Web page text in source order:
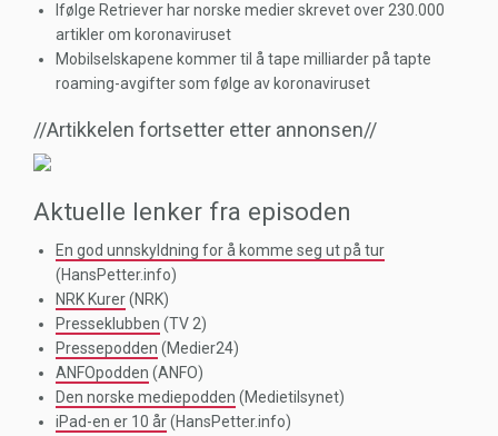
Ifølge Retriever har norske medier skrevet over 230.000
artikler om koronaviruset
Mobilselskapene kommer til å tape milliarder på tapte
roaming-avgifter som følge av koronaviruset
//Artikkelen fortsetter etter annonsen//
Aktuelle lenker fra episoden
En god unnskyldning for å komme seg ut på tur
(HansPetter.info)
NRK Kurer(NRK)
Presseklubben (TV 2)
Pressepodden (Medier24)
ANFOpodden (ANFO)
Den norske mediepodden (Medietilsynet)
iPad-en er 10 år(HansPetter.info)